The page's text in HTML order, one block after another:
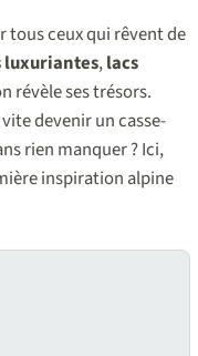
tous ceux qui rêvent de
luxuriantes,lacs
révèle ses trésors.
devenir un casse-
rien manquer ? Ici,
inspiration alpine